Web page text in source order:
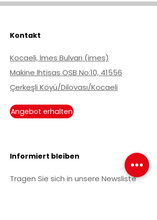
Kontakt
Kocaeli, İmes Bulvarı (imes)
Makine İhtisas OSB No:10, 41556
Çerkeşli Köyü/Dilovası/Kocaeli
Angebot erhalten
Informiert bleiben
Tragen Sie sich in unsere Newsliste